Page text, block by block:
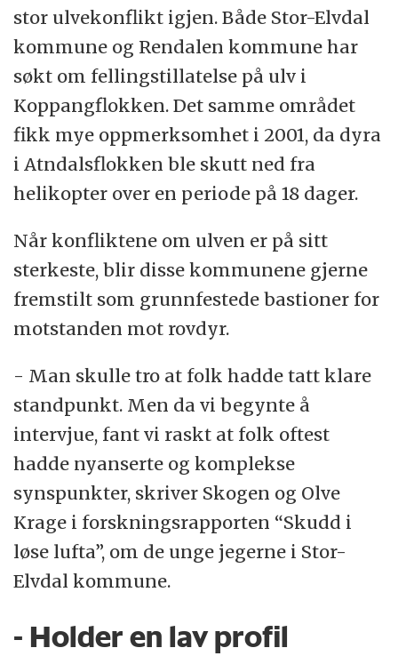
stor ulvekonflikt igjen. Både Stor-Elvdal
kommune og Rendalen kommune har
søkt om fellingstillatelse på ulv i
Koppangflokken. Det samme området
fikk mye oppmerksomhet i 2001, da dyra
i Atndalsflokken ble skutt ned fra
helikopter over en periode på 18 dager.
Når konfliktene om ulven er på sitt
sterkeste, blir disse kommunene gjerne
fremstilt som grunnfestede bastioner for
motstanden mot rovdyr.
- Man skulle tro at folk hadde tatt klare
standpunkt. Men da vi begynte å
intervjue, fant vi raskt at folk oftest
hadde nyanserte og komplekse
synspunkter, skriver Skogen og Olve
Krage i forskningsrapporten “Skudd i
løse lufta”, om de unge jegerne i Stor-
Elvdal kommune.
- Holder en lav profil